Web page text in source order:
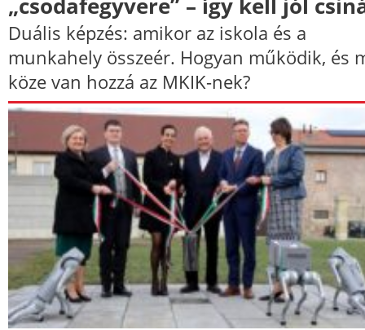
Duális képzés: amikor az iskola és a
munkahely összeér. Hogyan működik, és
köze van hozzá az MKIK-nek?